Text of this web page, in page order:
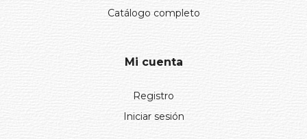
Catálogo completo
Mi cuenta
Registro
Iniciar sesión